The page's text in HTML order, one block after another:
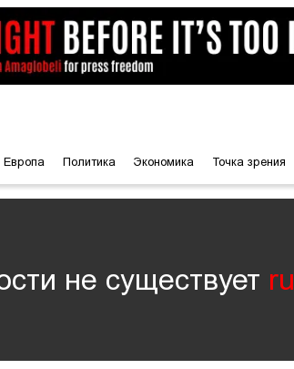
Европа Политика Экономика Точка зрения
не существует ru